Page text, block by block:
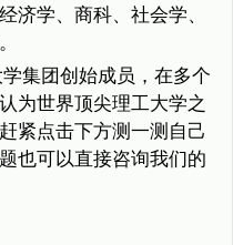
济学、商科、社会学、
集团创始成员，在多个
为世界顶尖理工大学之
紧点击下方测一测自己
也可以直接咨询我们的